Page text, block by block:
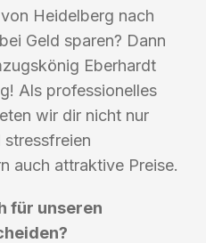
Heidelberg nach
Geld sparen? Dann
Eberhardt
Als professionelles
wir dir nicht nur
stressfreien
auch attraktive Preise.
für unseren